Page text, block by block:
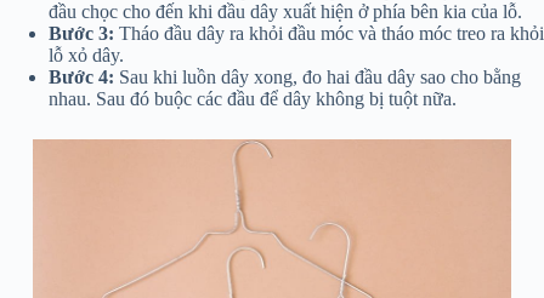
đầu chọc cho đến khi đầu dây xuất hiện ở phía bên kia của lỗ.
Bước 3: Tháo đầu dây ra khỏi đầu móc và tháo móc treo ra khỏi
lỗ xỏ dây.
Bước 4: Sau khi luồn dây xong, đo hai đầu dây sao cho bằng
nhau. Sau đó buộc các đầu để dây không bị tuột nữa.